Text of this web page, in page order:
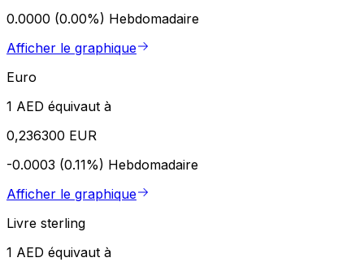
0.0000 (0.00%) Hebdomadaire
Afficher le graphique
Euro
1 AED équivaut à
0,236300 EUR
-0.0003 (0.11%) Hebdomadaire
Afficher le graphique
Livre sterling
1 AED équivaut à